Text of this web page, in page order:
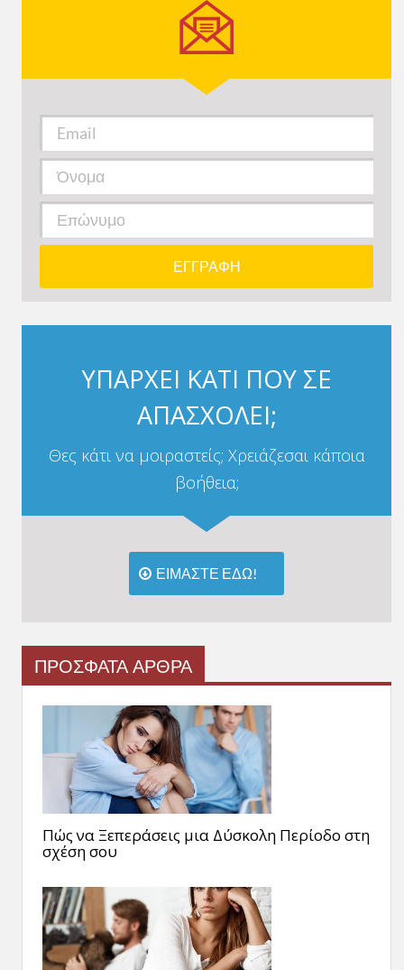
ΥΠΑΡΧΕΙ ΚΑΤΙ ΠΟΥ ΣΕ
ΑΠΑΣΧΟΛΕΙ;
Θες κάτι να μοιραστείς; Χρειάζεσαι κάποια
βοήθεια;
ΕΙΜΑΣΤΕ ΕΔΩ!
ΠΡΟΣΦΑΤΑ ΑΡΘΡΑ
Πώς να Ξεπεράσεις μια Δύσκολη Περίοδο στη
σχέση σου